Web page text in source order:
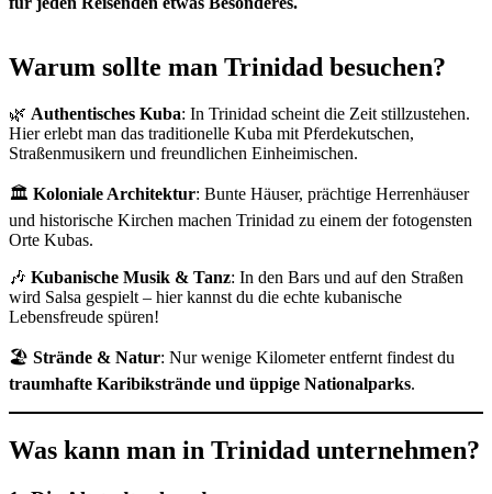
Warum sollte man Trinidad besuchen?
🌿 Authentisches Kuba: In Trinidad scheint die Zeit stillzustehen.
Hier erlebt man das traditionelle Kuba mit Pferdekutschen,
Straßenmusikern und freundlichen Einheimischen.
🏛 Koloniale Architektur: Bunte Häuser, prächtige Herrenhäuser
und historische Kirchen machen Trinidad zu einem der fotogensten
Orte Kubas.
🎶 Kubanische Musik & Tanz: In den Bars und auf den Straßen
wird Salsa gespielt – hier kannst du die echte kubanische
Lebensfreude spüren!
🏖 Strände & Natur: Nur wenige Kilometer entfernt findest du
traumhafte Karibikstrände und üppige Nationalparks.
Was kann man in Trinidad unternehmen?